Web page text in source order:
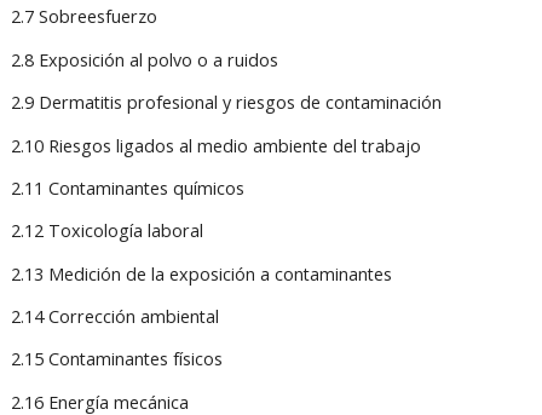
2.7 Sobreesfuerzo
2.8 Exposición al polvo o a ruidos
2.9 Dermatitis profesional y riesgos de contaminación
2.10 Riesgos ligados al medio ambiente del trabajo
2.11 Contaminantes químicos
2.12 Toxicología laboral
2.13 Medición de la exposición a contaminantes
2.14 Corrección ambiental
2.15 Contaminantes físicos
2.16 Energía mecánica